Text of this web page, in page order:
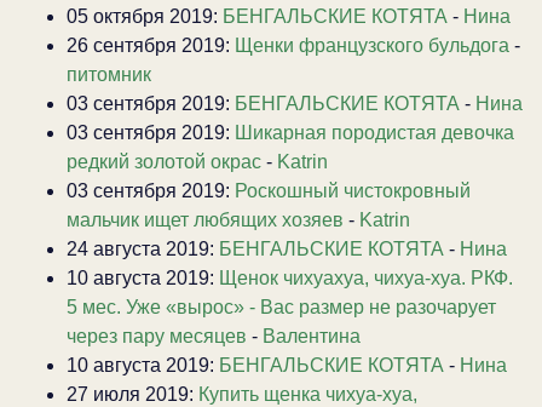
05 октября 2019: БЕНГАЛЬСКИЕ КОТЯТА - Нина
26 сентября 2019: Щенки французского бульдога -
питомник
03 сентября 2019: БЕНГАЛЬСКИЕ КОТЯТА - Нина
03 сентября 2019: Шикарная породистая девочка
редкий золотой окрас - Katrin
03 сентября 2019: Роскошный чистокровный
мальчик ищет любящих хозяев - Katrin
24 августа 2019: БЕНГАЛЬСКИЕ КОТЯТА - Нина
10 августа 2019: Щенок чихуахуа, чихуа-хуа. РКФ.
5 мес. Уже «вырос» - Вас размер не разочарует
через пару месяцев - Валентина
10 августа 2019: БЕНГАЛЬСКИЕ КОТЯТА - Нина
27 июля 2019: Купить щенка чихуа-хуа,